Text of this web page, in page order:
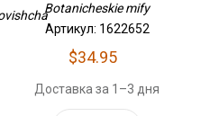
Botanicheskie mify
Артикул: 1622652
$34.95
Доставка за 1–3 дня